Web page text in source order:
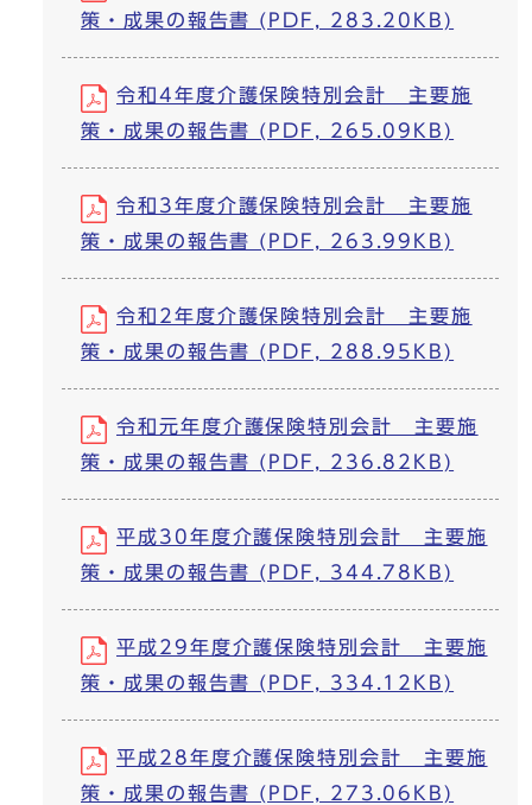
策・成果の報告書 (PDF, 283.20KB)
令和4年度介護保険特別会計 主要施
策・成果の報告書 (PDF, 265.09KB)
令和3年度介護保険特別会計 主要施
策・成果の報告書 (PDF, 263.99KB)
令和2年度介護保険特別会計 主要施
策・成果の報告書 (PDF, 288.95KB)
令和元年度介護保険特別会計 主要施
策・成果の報告書 (PDF, 236.82KB)
平成30年度介護保険特別会計 主要施
策・成果の報告書 (PDF, 344.78KB)
平成29年度介護保険特別会計 主要施
策・成果の報告書 (PDF, 334.12KB)
平成28年度介護保険特別会計 主要施
策・成果の報告書 (PDF, 273.06KB)